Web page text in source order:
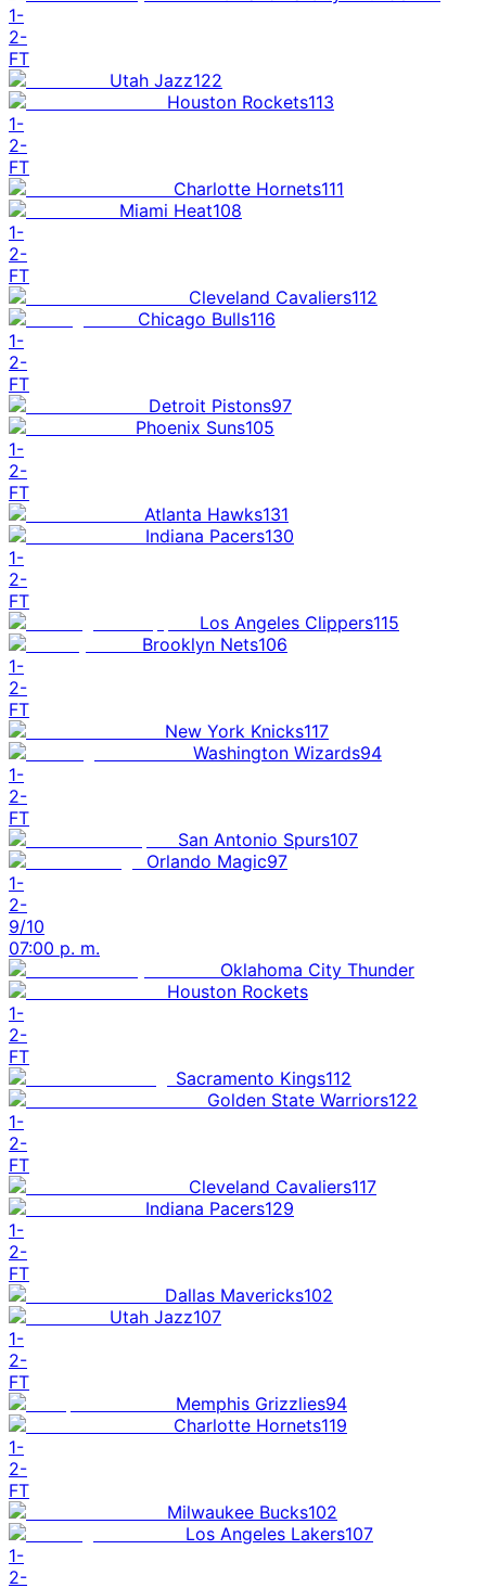
1-
2-
FT
Utah Jazz122
Houston Rockets113
1-
2-
FT
Charlotte Hornets111
Miami Heat108
1-
2-
FT
Cleveland Cavaliers112
Chicago Bulls116
1-
2-
FT
Detroit Pistons97
Phoenix Suns105
1-
2-
FT
Atlanta Hawks131
Indiana Pacers130
1-
2-
FT
Los Angeles Clippers115
Brooklyn Nets106
1-
2-
FT
New York Knicks117
Washington Wizards94
1-
2-
FT
San Antonio Spurs107
Orlando Magic97
1-
2-
9/10
07:00 p. m.
Oklahoma City Thunder
Houston Rockets
1-
2-
FT
Sacramento Kings112
Golden State Warriors122
1-
2-
FT
Cleveland Cavaliers117
Indiana Pacers129
1-
2-
FT
Dallas Mavericks102
Utah Jazz107
1-
2-
FT
Memphis Grizzlies94
Charlotte Hornets119
1-
2-
FT
Milwaukee Bucks102
Los Angeles Lakers107
1-
2-